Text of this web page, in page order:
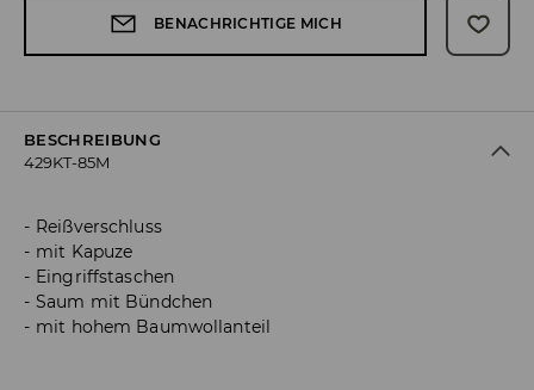
BENACHRICHTIGE MICH
BESCHREIBUNG
429KT-85M
Reißverschluss
mit Kapuze
Eingriffstaschen
Saum mit Bündchen
mit hohem Baumwollanteil